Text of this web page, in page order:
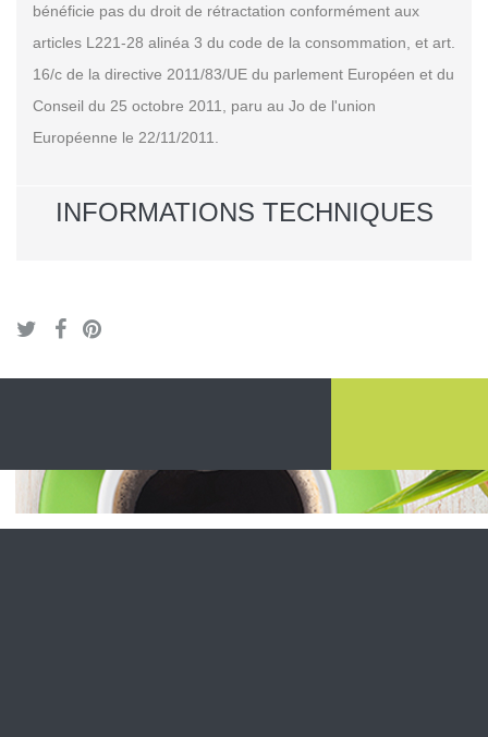
bénéficie pas du droit de rétractation conformément aux
articles L221-28 alinéa 3 du code de la consommation, et art.
16/c de la directive 2011/83/UE du parlement Européen et du
Conseil du 25 octobre 2011, paru au Jo de l'union
Européenne le 22/11/2011.
INFORMATIONS TECHNIQUES